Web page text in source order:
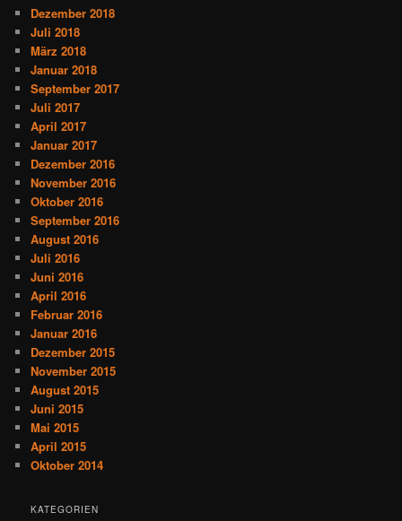
Dezember 2018
Juli 2018
März 2018
Januar 2018
September 2017
Juli 2017
April 2017
Januar 2017
Dezember 2016
November 2016
Oktober 2016
September 2016
August 2016
Juli 2016
Juni 2016
April 2016
Februar 2016
Januar 2016
Dezember 2015
November 2015
August 2015
Juni 2015
Mai 2015
April 2015
Oktober 2014
KATEGORIEN